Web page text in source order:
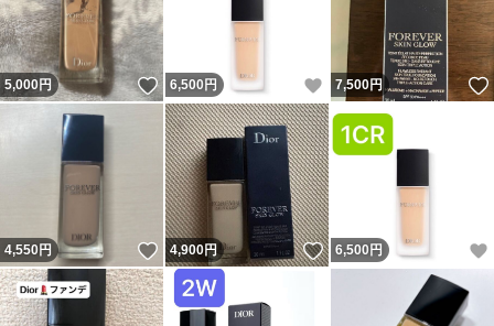
5,000円 いいね！
6,500 円 いいね！
7,500円
4,550円 いいね！
4,900円 いいね！
6,500 円